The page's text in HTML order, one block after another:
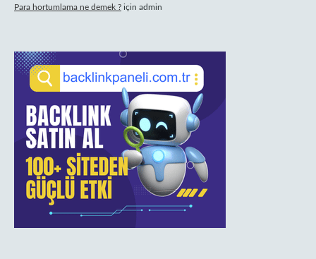
Para hortumlama ne demek ? için admin